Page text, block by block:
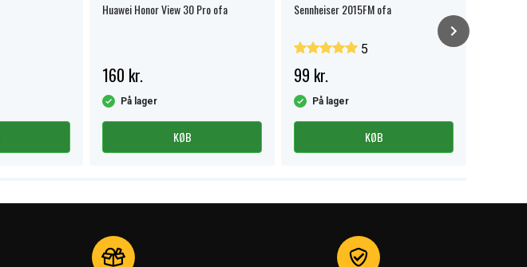
Huawei Honor View 30 Pro ofa
160 kr.
På lager
KØB
Sennheiser 2015FM ofa
5
99 kr.
På lager
KØB